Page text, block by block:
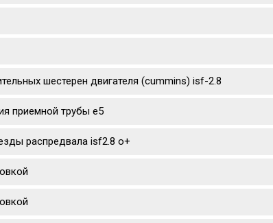
шестерен двигателя (cummins) isf-2.8
приемной трубы е5
распредвала isf2.8 o+